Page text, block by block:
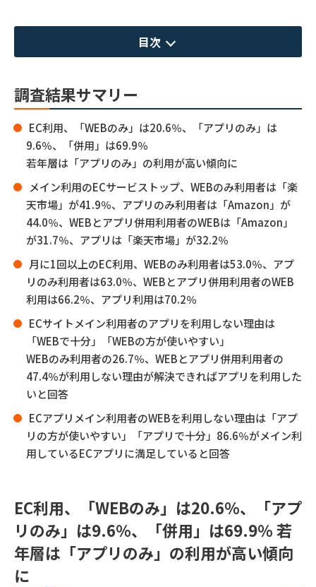
目次
調査結果サマリー
EC利用、「WEBのみ」は20.6％、「アプリのみ」は
9.6％、「併用」は69.9％
若年層は「アプリのみ」の利用が高い傾向に
メイン利用のECサービストップ、WEBのみ利用者は「楽
天市場」が41.9％、アプリのみ利用者は「Amazon」が
44.0％、WEBとアプリ併用利用者のWEBは「Amazon」
が31.7％、アプリは「楽天市場」が32.2％
月に1回以上のEC利用、WEBのみ利用者は53.0％、アプ
リのみ利用者は63.0％、WEBとアプリ併用利用者のWEB
利用は66.2％、アプリ利用は70.2％
ECサイトメイン利用者のアプリを利用しない理由は
「WEBで十分」「WEBの方が使いやすい」
WEBのみ利用者の26.7％、WEBとアプリ併用利用者の
47.4％が利用しない理由が解決できればアプリを利用した
いと回答
ECアプリメイン利用者のWEBを利用しない理由は「アプ
リの方が使いやすい」「アプリで十分」86.6％がメイン利
用しているECアプリに満足していると回答
EC利用、「WEBのみ」は20.6％、「アプ
リのみ」は9.6％、「併用」は69.9％ 若
年層は「アプリのみ」の利用が高い傾向
に